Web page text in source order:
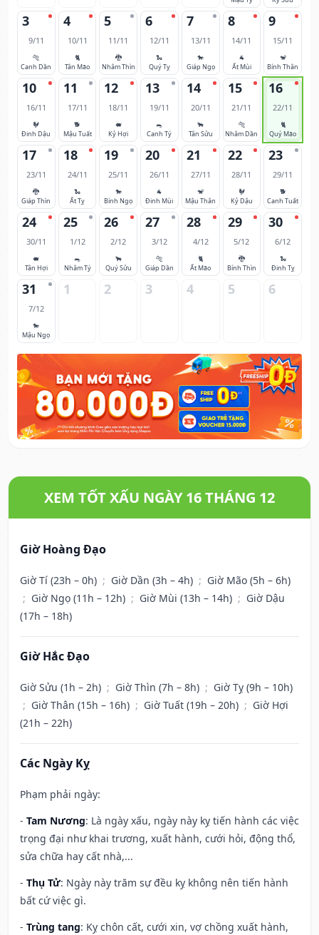
3
9/11
🐅
Canh Dần
4
10/11
🐈
Tân Mão
5
11/11
🐉
Nhâm Thìn
6
12/11
🐍
Quý Tỵ
7
13/11
🐎
Giáp Ngọ
8
14/11
🐐
Ất Mùi
9
15/11
🐒
Bính Thân
10
16/11
🐓
Đinh Dậu
11
17/11
🐕
Mậu Tuất
12
18/11
🐖
Kỷ Hợi
13
19/11
🐀
Canh Tý
14
20/11
🐂
Tân Sửu
15
21/11
🐅
Nhâm Dần
16
22/11
🐈
Quý Mão
17
23/11
🐉
Giáp Thìn
18
24/11
🐍
Ất Tỵ
19
25/11
🐎
Bính Ngọ
20
26/11
🐐
Đinh Mùi
21
27/11
🐒
Mậu Thân
22
28/11
🐓
Kỷ Dậu
23
29/11
🐕
Canh Tuất
24
30/11
🐖
Tân Hợi
25
1/12
🐀
Nhâm Tý
26
2/12
🐂
Quý Sửu
27
3/12
🐅
Giáp Dần
28
4/12
🐈
Ất Mão
29
5/12
🐉
Bính Thìn
30
6/12
🐍
Đinh Tỵ
31
7/12
🐎
Mậu Ngọ
1 2 3 4 5 6
XEM TỐT XẤU NGÀY 16 THÁNG 12
Giờ Hoàng Đạo
Giờ Tí (23h – 0h) ; Giờ Dần (3h – 4h) ; Giờ Mão (5h – 6h)
; Giờ Ngọ (11h – 12h) ; Giờ Mùi (13h – 14h) ; Giờ Dậu
(17h – 18h)
Giờ Hắc Đạo
Giờ Sửu (1h – 2h) ; Giờ Thìn (7h – 8h) ; Giờ Tỵ (9h – 10h)
; Giờ Thân (15h – 16h) ; Giờ Tuất (19h – 20h) ; Giờ Hợi
(21h – 22h)
Các Ngày Kỵ
Phạm phải ngày:
- Tam Nương: Là ngày xấu, ngày này kỵ tiến hành các việc
trọng đại như khai trương, xuất hành, cưới hỏi, động thổ,
sửa chữa hay cất nhà,...
- Thụ Tử: Ngày này trăm sự đều kỵ không nên tiến hành
bất cứ việc gì.
- Trùng tang: Kỵ chôn cất, cưới xin, vợ chồng xuất hành,